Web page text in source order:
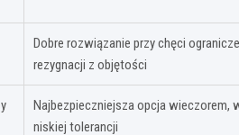
Dobre rozwiązanie przy chęci
rezygnacji z objętości
Najbezpieczniejsza opcja wieczorem,
niskiej tolerancji